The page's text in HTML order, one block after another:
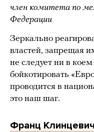
член комитета по
Федерации
Зеркально
властей, запрещая
не следует ни в
бойкотировать
проводится в
это наш шаг.
Франц Клинцевич